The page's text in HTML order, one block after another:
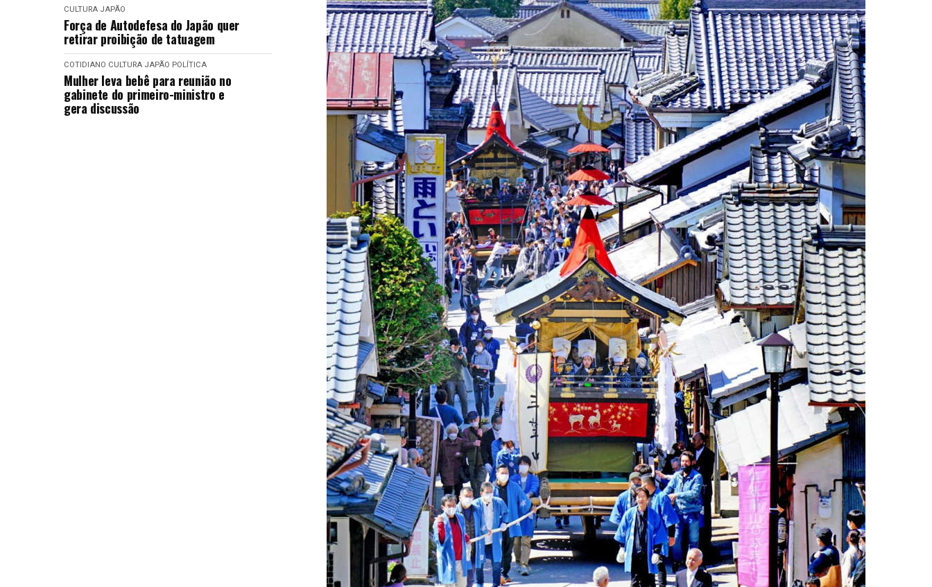
CULTURA JAPÃO
Força de Autodefesa do Japão quer
retirar proibição de tatuagem
COTIDIANO CULTURA JAPÃO POLÍTICA
Mulher leva bebê para reunião no
gabinete do primeiro-ministro e
gera discussão